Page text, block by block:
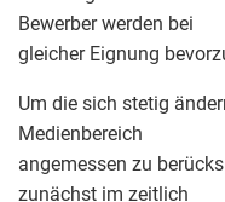
Bewerber werden bei
gleicher Eignung
Um die sich stetig
Medienbereich
angemessen zu
zunächst im zeitlich